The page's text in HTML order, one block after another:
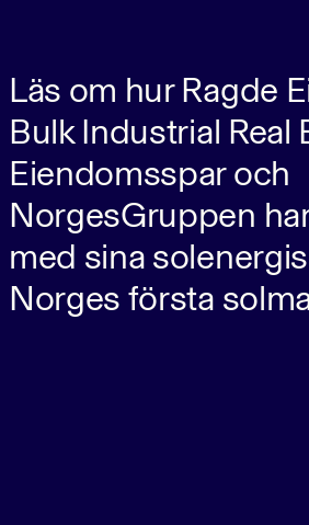
Läs om hur Ragde
Bulk Industrial Real
Eiendomsspar och
NorgesGruppen
med sina
Norges första